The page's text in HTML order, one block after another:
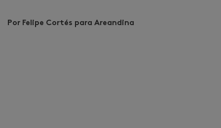
Por Felipe Cortés para Areandina